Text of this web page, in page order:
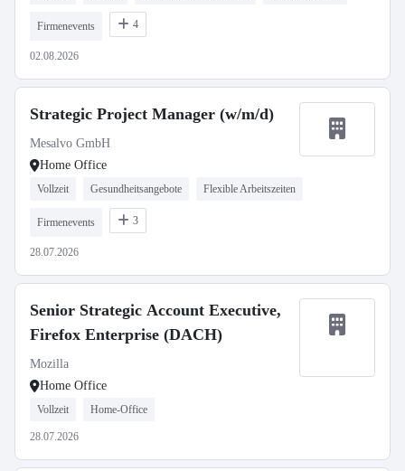
Firmenevents 4
02.08.2026
Strategic Project Manager (w/m/d)
Mesalvo GmbH
Home Office
Vollzeit Gesundheitsangebote Flexible Arbeitszeiten
Firmenevents 3
28.07.2026
Senior Strategic Account Executive,
Firefox Enterprise (DACH)
Mozilla
Home Office
Vollzeit Home-Office
28.07.2026